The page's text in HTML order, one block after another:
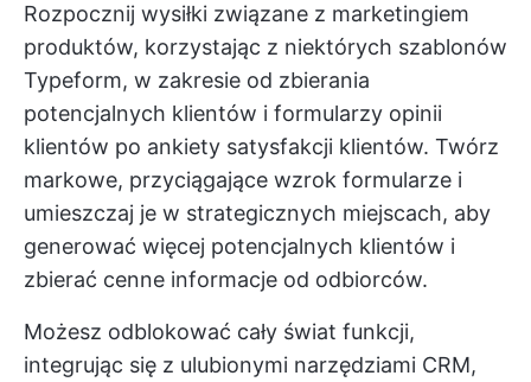
Rozpocznij wysiłki związane z marketingiem
produktów, korzystając z niektórych szablonów
Typeform, w zakresie od zbierania
potencjalnych klientów i formularzy opinii
klientów po ankiety satysfakcji klientów. Twórz
markowe, przyciągające wzrok formularze i
umieszczaj je w strategicznych miejscach, aby
generować więcej potencjalnych klientów i
zbierać cenne informacje od odbiorców.
Możesz odblokować cały świat funkcji,
integrując się z ulubionymi narzędziami CRM,